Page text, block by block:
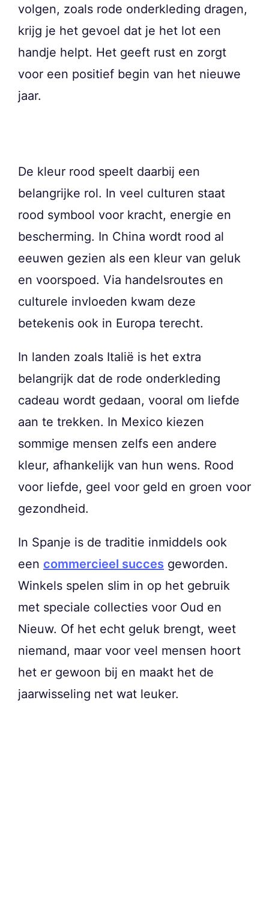
volgen, zoals rode onderkleding dragen,
krijg je het gevoel dat je het lot een
handje helpt. Het geeft rust en zorgt
voor een positief begin van het nieuwe
jaar.
De kleur rood speelt daarbij een
belangrijke rol. In veel culturen staat
rood symbool voor kracht, energie en
bescherming. In China wordt rood al
eeuwen gezien als een kleur van geluk
en voorspoed. Via handelsroutes en
culturele invloeden kwam deze
betekenis ook in Europa terecht.
In landen zoals Italië is het extra
belangrijk dat de rode onderkleding
cadeau wordt gedaan, vooral om liefde
aan te trekken. In Mexico kiezen
sommige mensen zelfs een andere
kleur, afhankelijk van hun wens. Rood
voor liefde, geel voor geld en groen voor
gezondheid.
In Spanje is de traditie inmiddels ook
een commercieel succes geworden.
Winkels spelen slim in op het gebruik
met speciale collecties voor Oud en
Nieuw. Of het echt geluk brengt, weet
niemand, maar voor veel mensen hoort
het er gewoon bij en maakt het de
jaarwisseling net wat leuker.